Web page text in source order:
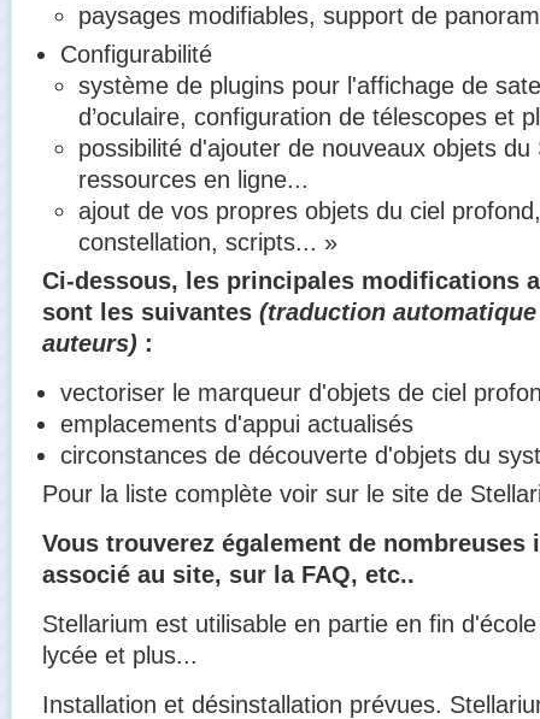
paysages modifiables, support de
Configurabilité
système de plugins pour l'affichage de
d’oculaire, configuration de télescopes et
possibilité d'ajouter de nouveaux objets
ressources en ligne...
ajout de vos propres objets du ciel
constellation, scripts... »
Ci-dessous, les principales modifications
sont les suivantes (traduction
auteurs) :
vectoriser le marqueur d'objets de ciel
emplacements d'appui actualisés
circonstances de découverte d'objets du
Pour la liste complète voir sur le site de
Vous trouverez également de
associé au site, sur la FAQ, etc..
Stellarium est utilisable en partie en fin
lycée et plus...
Installation et désinstallation prévues.